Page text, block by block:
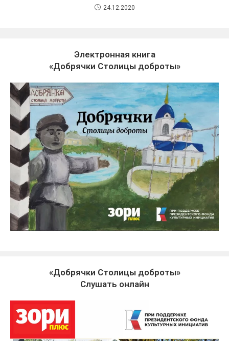
24.12.2020
Электронная книга
«Добрячки Столицы доброты»
«Добрячки Столицы доброты»
Слушать онлайн